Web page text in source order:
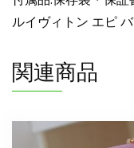
ル
イ
ィ
ト
エ
ルイヴィトン エピ
関連商品